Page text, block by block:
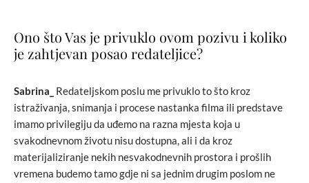
Ono što Vas je privuklo ovom pozivu i koliko
je zahtjevan posao redateljice?
Sabrina_
Redateljskom poslu me privuklo to što kroz
istraživanja, snimanja i procese nastanka filma ili predstave
imamo privilegiju da uđemo na razna mjesta koja u
svakodnevnom životu nisu dostupna, ali i da kroz
materijaliziranje nekih nesvakodnevnih prostora i prošlih
vremena budemo tamo gdje ni sa jednim drugim poslom ne